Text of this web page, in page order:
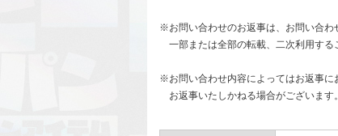
※お問い合わせのお返事は、お問い合わ
一部または全部の転載、二次利用する
※お問い合わせ内容によってはお返事に
お返事いたしかねる場合がございます